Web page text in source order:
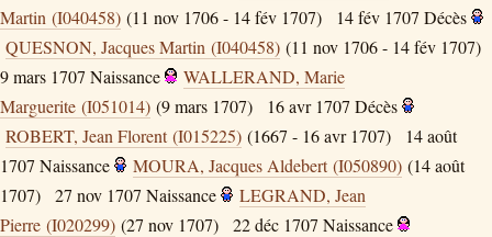
Martin (I040458) (11 nov 1706 - 14 fév 1707) 14 fév 1707 Décès
QUESNON, Jacques Martin (I040458) (11 nov 1706 - 14 fév 1707)
9 mars 1707 Naissance
WALLERAND, Marie
Marguerite (I051014) (9 mars 1707) 16 avr 1707 Décès
ROBERT, Jean Florent (I015225) (1667 - 16 avr 1707)
14 août
1707 Naissance MOURA, Jacques Aldebert (I050890) (14 août
1707)
27 nov 1707 Naissance
LEGRAND, Jean
Pierre (I020299) (27 nov 1707) 22 déc 1707 Naissance